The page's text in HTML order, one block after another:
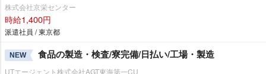
株式会社京栄センター
時給1,400円
派遣社員 / 東京都
NEW 食品の製造・検査/寮完備/日払い/工場・製造
UTエージェント株式会社AGT東海第一CU